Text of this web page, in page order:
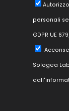
personali
GDPR UE
Sologea